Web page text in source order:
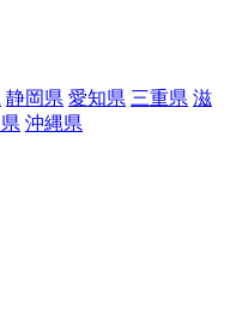
静岡県 愛知県 三重県 滋
沖縄県